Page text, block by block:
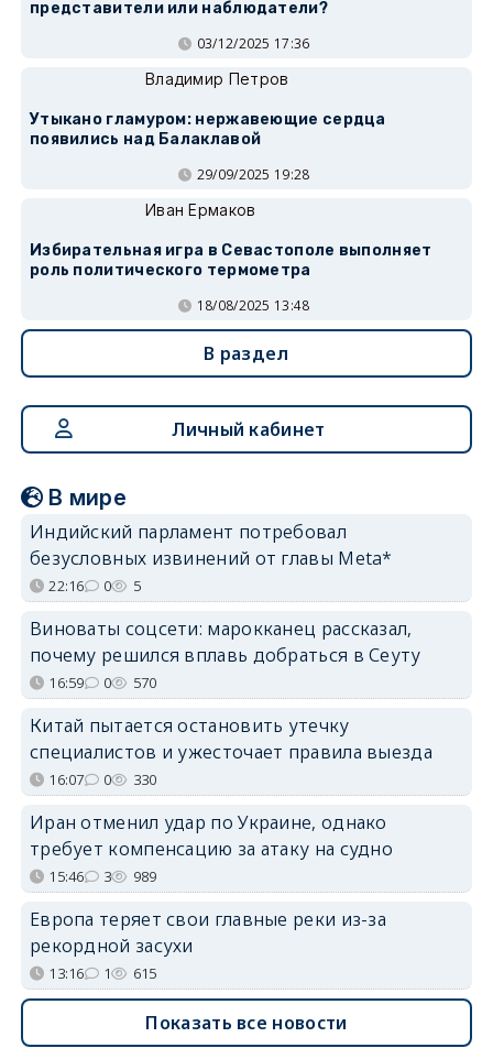
представители или наблюдатели?
03/12/2025 17:36
Владимир Петров
Утыкано гламуром: нержавеющие сердца
появились над Балаклавой
29/09/2025 19:28
Иван Ермаков
Избирательная игра в Севастополе выполняет
роль политического термометра
18/08/2025 13:48
В раздел
Личный кабинет
В мире
Индийский парламент потребовал
безусловных извинений от главы Meta*
22:16 0 5
Виноваты соцсети: марокканец рассказал,
почему решился вплавь добраться в Сеуту
16:59 0 570
Китай пытается остановить утечку
специалистов и ужесточает правила выезда
16:07 0 330
Иран отменил удар по Украине, однако
требует компенсацию за атаку на судно
15:46 3 989
Европа теряет свои главные реки из-за
рекордной засухи
13:16 1 615
Показать все новости